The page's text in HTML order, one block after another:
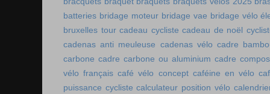
batteries bridage moteur bridage vae bridage vélo
bruxelles tour cadeau cycliste cadeau de noël
cadenas anti meuleuse cadenas vélo cadre
carbone cadre carbone ou aluminium cadre
vélo français café vélo concept caféine en vélo
puissance cycliste calculateur position vélo